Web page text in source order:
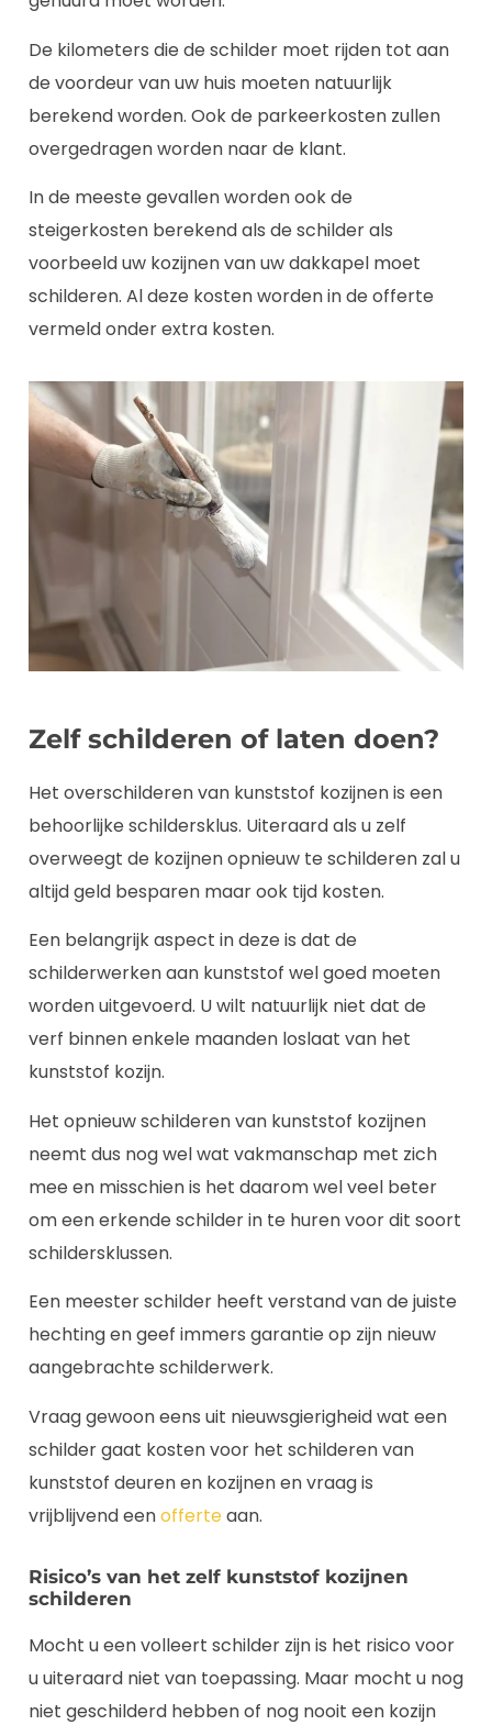
De kilometers die de schilder moet rijden tot aan
de voordeur van uw huis moeten natuurlijk
berekend worden. Ook de parkeerkosten zullen
overgedragen worden naar de klant.
In de meeste gevallen worden ook de
steigerkosten berekend als de schilder als
voorbeeld uw kozijnen van uw dakkapel moet
schilderen. Al deze kosten worden in de offerte
vermeld onder extra kosten.
Zelf schilderen of laten doen?
Het overschilderen van kunststof kozijnen is een
behoorlijke schildersklus. Uiteraard als u zelf
overweegt de kozijnen opnieuw te schilderen zal u
altijd geld besparen maar ook tijd kosten.
Een belangrijk aspect in deze is dat de
schilderwerken aan kunststof wel goed moeten
worden uitgevoerd. U wilt natuurlijk niet dat de
verf binnen enkele maanden loslaat van het
kunststof kozijn.
Het opnieuw schilderen van kunststof kozijnen
neemt dus nog wel wat vakmanschap met zich
mee en misschien is het daarom wel veel beter
om een erkende schilder in te huren voor dit soort
schildersklussen.
Een meester schilder heeft verstand van de juiste
hechting en geef immers garantie op zijn nieuw
aangebrachte schilderwerk.
Vraag gewoon eens uit nieuwsgierigheid wat een
schilder gaat kosten voor het schilderen van
kunststof deuren en kozijnen en vraag is
vrijblijvend eenofferteaan.
Risico’s van het zelf kunststof kozijnen
schilderen
Mocht u een volleert schilder zijn is het risico voor
u uiteraard niet van toepassing. Maar mocht u nog
niet geschilderd hebben of nog nooit een kozijn